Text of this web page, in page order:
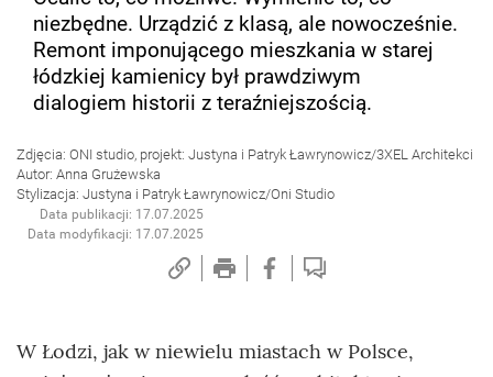
niezbędne. Urządzić z klasą, ale nowocześnie.
Remont imponującego mieszkania w starej
łódzkiej kamienicy był prawdziwym
dialogiem historii z teraźniejszością.
Zdjęcia: ONI studio, projekt: Justyna i Patryk Ławrynowicz/3XEL Architekci
Autor: Anna Grużewska
Stylizacja: Justyna i Patryk Ławrynowicz/Oni Studio
Data publikacji: 17.07.2025
Data modyfikacji: 17.07.2025
W Łodzi, jak w niewielu miastach w Polsce,